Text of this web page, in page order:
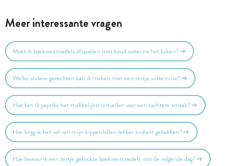
Meer interessante vragen
Moet ik boekweitnoedels afspoelen met koud water na het koken?
Welke andere gerechten kan ik maken met een restje witte miso?
Hoe kan ik paprika het makkelijkst ontvellen voor een zachtere smaak?
Hoe krijg ik het vel van mijn kippenbillen lekker krokant gebakken?
Hoe bewaar ik een restje gekookte boekweitnoedels voor de volgende dag?